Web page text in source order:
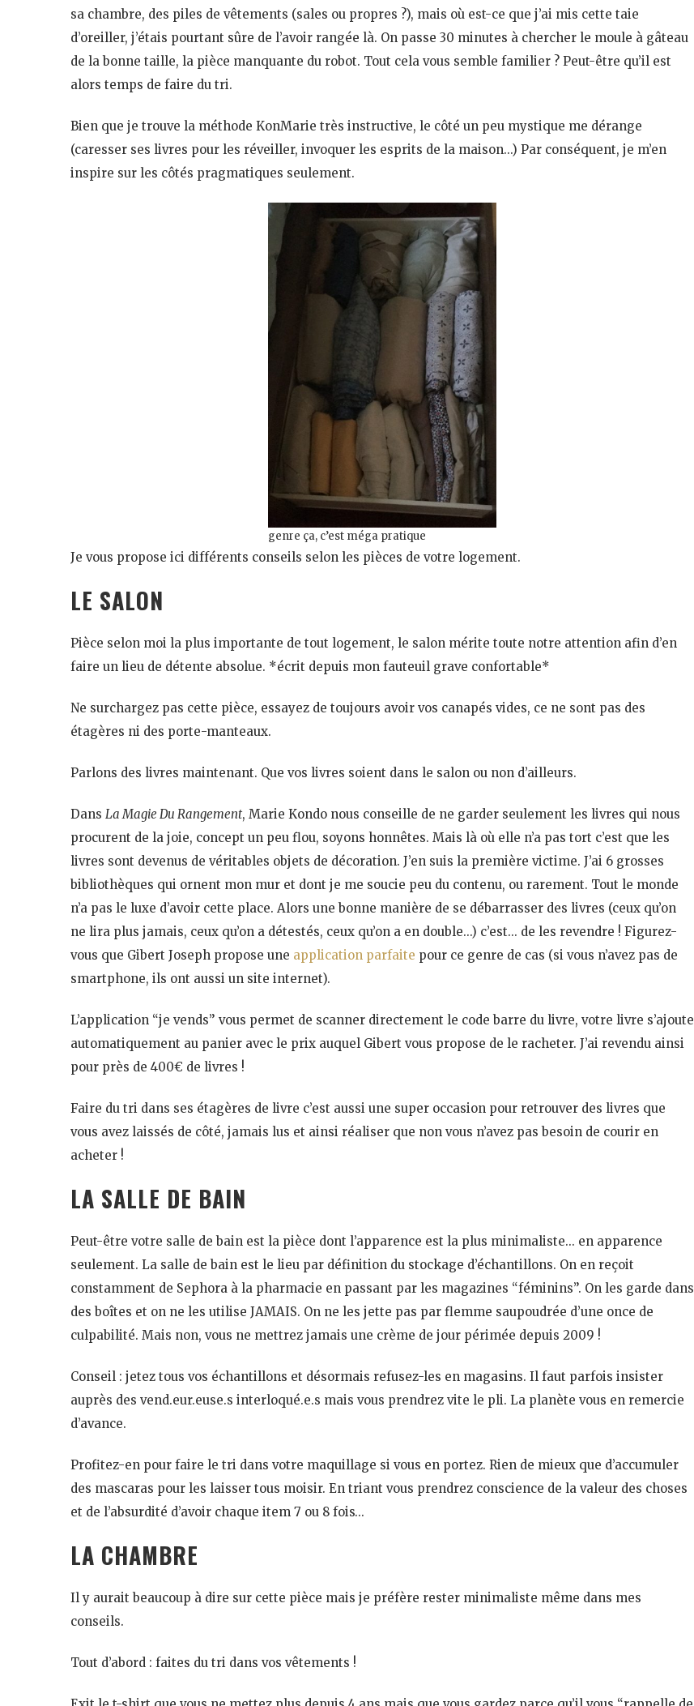
sa chambre, des piles de vêtements (sales ou propres ?), mais où est-ce que j’ai mis cette taie
d’oreiller, j’étais pourtant sûre de l’avoir rangée là. On passe 30 minutes à chercher le moule à gâteau
de la bonne taille, la pièce manquante du robot. Tout cela vous semble familier ? Peut-être qu’il est
alors temps de faire du tri.
Bien que je trouve la méthode KonMarie très instructive, le côté un peu mystique me dérange
(caresser ses livres pour les réveiller, invoquer les esprits de la maison…) Par conséquent, je m’en
inspire sur les côtés pragmatiques seulement.
genre ça, c’est méga pratique
Je vous propose ici différents conseils selon les pièces de votre logement.
LE SALON
Pièce selon moi la plus importante de tout logement, le salon mérite toute notre attention afin d’en
faire un lieu de détente absolue. *écrit depuis mon fauteuil grave confortable*
Ne surchargez pas cette pièce, essayez de toujours avoir vos canapés vides, ce ne sont pas des
étagères ni des porte-manteaux.
Parlons des livres maintenant. Que vos livres soient dans le salon ou non d’ailleurs.
Dans La Magie Du Rangement, Marie Kondo nous conseille de ne garder seulement les livres qui nous
procurent de la joie, concept un peu flou, soyons honnêtes. Mais là où elle n’a pas tort c’est que les
livres sont devenus de véritables objets de décoration. J’en suis la première victime. J’ai 6 grosses
bibliothèques qui ornent mon mur et dont je me soucie peu du contenu, ou rarement. Tout le monde
n’a pas le luxe d’avoir cette place. Alors une bonne manière de se débarrasser des livres (ceux qu’on
ne lira plus jamais, ceux qu’on a détestés, ceux qu’on a en double…) c’est… de les revendre ! Figurez-
vous que Gibert Joseph propose une application parfaite pour ce genre de cas (si vous n’avez pas de
smartphone, ils ont aussi un site internet).
L’application “je vends” vous permet de scanner directement le code barre du livre, votre livre s’ajoute
automatiquement au panier avec le prix auquel Gibert vous propose de le racheter. J’ai revendu ainsi
pour près de 400€ de livres !
Faire du tri dans ses étagères de livre c’est aussi une super occasion pour retrouver des livres que
vous avez laissés de côté, jamais lus et ainsi réaliser que non vous n’avez pas besoin de courir en
acheter !
LA SALLE DE BAIN
Peut-être votre salle de bain est la pièce dont l’apparence est la plus minimaliste… en apparence
seulement. La salle de bain est le lieu par définition du stockage d’échantillons. On en reçoit
constamment de Sephora à la pharmacie en passant par les magazines “féminins”. On les garde dans
des boîtes et on ne les utilise JAMAIS. On ne les jette pas par flemme saupoudrée d’une once de
culpabilité. Mais non, vous ne mettrez jamais une crème de jour périmée depuis 2009 !
Conseil : jetez tous vos échantillons et désormais refusez-les en magasins. Il faut parfois insister
auprès des vend.eur.euse.s interloqué.e.s mais vous prendrez vite le pli. La planète vous en remercie
d’avance.
Profitez-en pour faire le tri dans votre maquillage si vous en portez. Rien de mieux que d’accumuler
des mascaras pour les laisser tous moisir. En triant vous prendrez conscience de la valeur des choses
et de l’absurdité d’avoir chaque item 7 ou 8 fois…
LA CHAMBRE
Il y aurait beaucoup à dire sur cette pièce mais je préfère rester minimaliste même dans mes
conseils.
Tout d’abord : faites du tri dans vos vêtements !